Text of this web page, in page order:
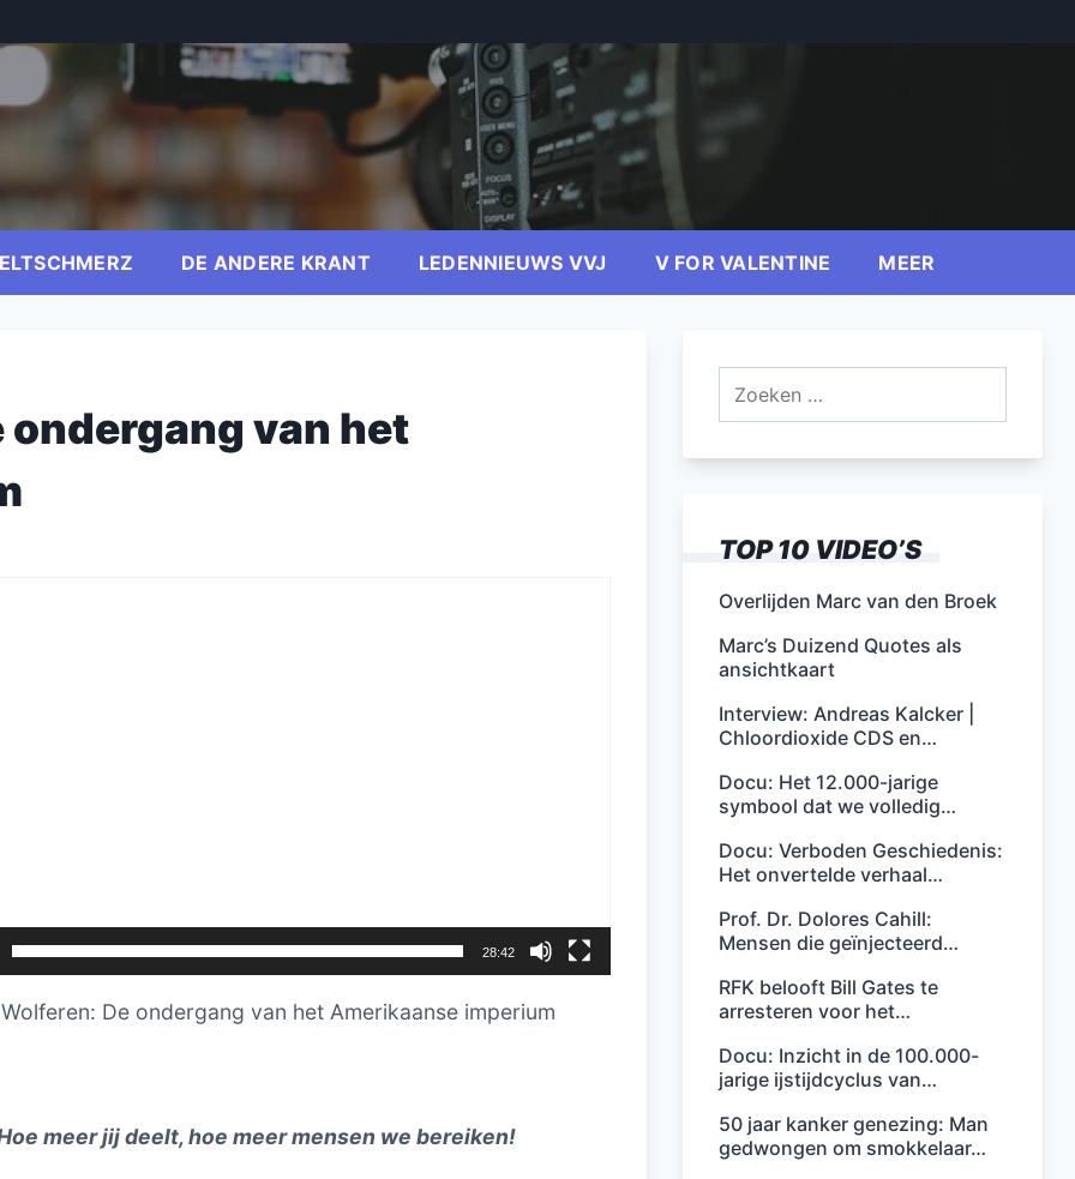
DE ANDERE KRANT LEDENNIEUWS VVJ V FOR VALENTINE MEER
ondergang van het
28:42
De ondergang van het Amerikaanse imperium
meer jij deelt, hoe meer mensen we bereiken!
TOP 10 VIDEO’S
Overlijden Marc van den Broek
Marc’s Duizend Quotes als
ansichtkaart
Interview: Andreas Kalcker |
Chloordioxide CDS en…
Docu: Het 12.000-jarige
symbool dat we volledig…
Docu: Verboden Geschiedenis:
Het onvertelde verhaal…
Prof. Dr. Dolores Cahill:
Mensen die geïnjecteerd…
RFK belooft Bill Gates te
arresteren voor het…
Docu: Inzicht in de 100.000-
jarige ijstijdcyclus van…
50 jaar kanker genezing: Man
gedwongen om smokkelaar…